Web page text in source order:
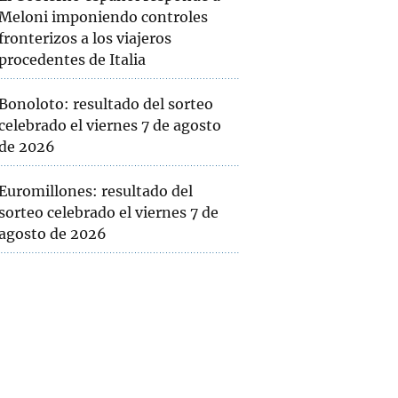
imponiendo controles
a los viajeros
de Italia
resultado del sorteo
el viernes 7 de agosto
2026
resultado del
celebrado el viernes 7 de
de 2026